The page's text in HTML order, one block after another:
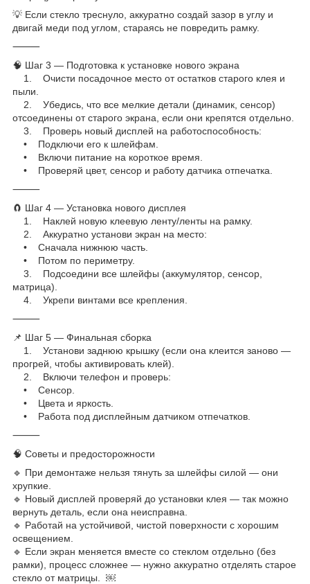
💡 Если стекло треснуло, аккуратно создай зазор в углу и
двигай меди под углом, стараясь не повредить рамку.
⸻
🧠 Шаг 3 — Подготовка к установке нового экрана
1. Очисти посадочное место от остатков старого клея и
пыли.
2. Убедись, что все мелкие детали (динамик, сенсор)
отсоединены от старого экрана, если они крепятся отдельно.
3. Проверь новый дисплей на работоспособность:
• Подключи его к шлейфам.
• Включи питание на короткое время.
• Проверяй цвет, сенсор и работу датчика отпечатка.
⸻
🧲 Шаг 4 — Установка нового дисплея
1. Наклей новую клеевую ленту/ленты на рамку.
2. Аккуратно установи экран на место:
• Сначала нижнюю часть.
• Потом по периметру.
3. Подсоедини все шлейфы (аккумулятор, сенсор,
матрица).
4. Укрепи винтами все крепления.
⸻
📌 Шаг 5 — Финальная сборка
1. Установи заднюю крышку (если она клеится заново —
прогрей, чтобы активировать клей).
2. Включи телефон и проверь:
• Сенсор.
• Цвета и яркость.
• Работа под дисплейным датчиком отпечатков.
⸻
🧠 Советы и предосторожности
🔹 При демонтаже нельзя тянуть за шлейфы силой — они
хрупкие.
🔹 Новый дисплей проверяй до установки клея — так можно
вернуть деталь, если она неисправна.
🔹 Работай на устойчивой, чистой поверхности с хорошим
освещением.
🔹 Если экран меняется вместе со стеклом отдельно (без
рамки), процесс сложнее — нужно аккуратно отделять старое
стекло от матрицы. ￼